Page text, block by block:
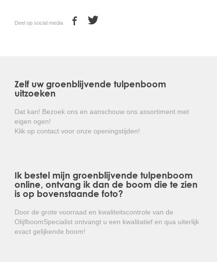
de onderkant juist het tegengestelde: bruin en mat.
struikvorm.
-19 graden celcius en is hierdoor goed aan te planten in
West-Europa.
Deel op social media
Zelf uw groenblijvende tulpenboom
uitzoeken
Dat kan! Bezoek ons en aanschouw ons assortiment met
eigen ogen!
Klik op contact voor onze openingstijden!
Ik bestel mijn groenblijvende tulpenboom
online, ontvang ik dan de boom die te zien
is op bovenstaande foto?
Door de grote voorraad en kwaliteitscontrole van de
OlijfboomSpecialist ontvangt u een kwalitatief en qua uiterlijk
exact gelijkende boom!